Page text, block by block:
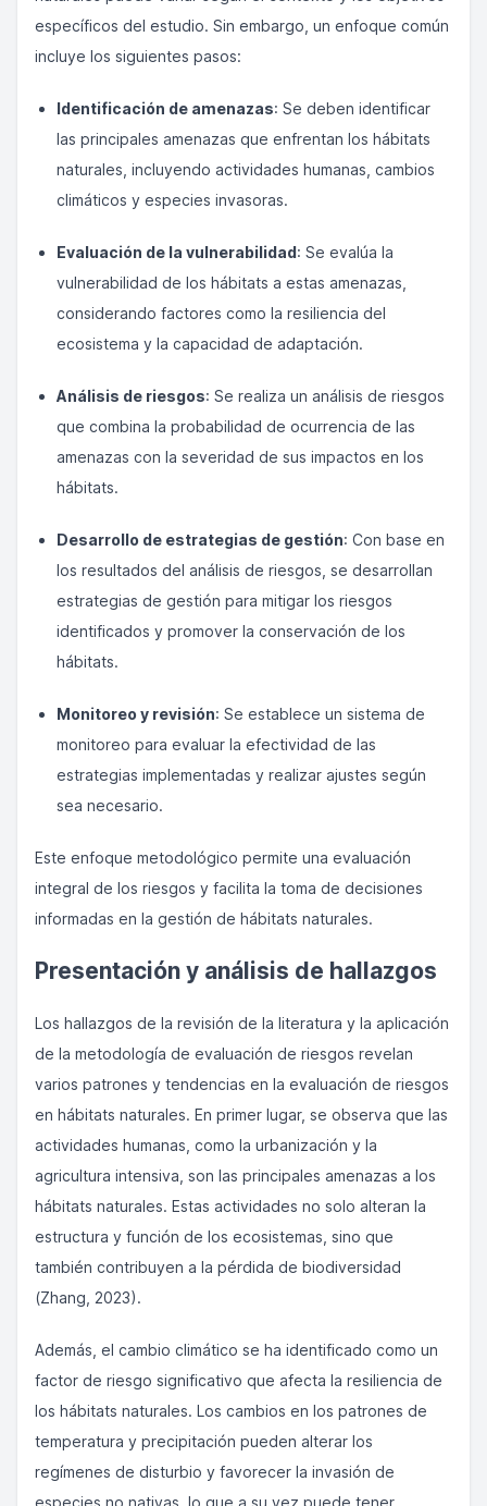
específicos del estudio. Sin embargo, un enfoque común
incluye los siguientes pasos:
Identificación de amenazas: Se deben identificar
las principales amenazas que enfrentan los hábitats
naturales, incluyendo actividades humanas, cambios
climáticos y especies invasoras.
Evaluación de la vulnerabilidad: Se evalúa la
vulnerabilidad de los hábitats a estas amenazas,
considerando factores como la resiliencia del
ecosistema y la capacidad de adaptación.
Análisis de riesgos: Se realiza un análisis de riesgos
que combina la probabilidad de ocurrencia de las
amenazas con la severidad de sus impactos en los
hábitats.
Desarrollo de estrategias de gestión: Con base en
los resultados del análisis de riesgos, se desarrollan
estrategias de gestión para mitigar los riesgos
identificados y promover la conservación de los
hábitats.
Monitoreo y revisión: Se establece un sistema de
monitoreo para evaluar la efectividad de las
estrategias implementadas y realizar ajustes según
sea necesario.
Este enfoque metodológico permite una evaluación
integral de los riesgos y facilita la toma de decisiones
informadas en la gestión de hábitats naturales.
Presentación y análisis de hallazgos
Los hallazgos de la revisión de la literatura y la aplicación
de la metodología de evaluación de riesgos revelan
varios patrones y tendencias en la evaluación de riesgos
en hábitats naturales. En primer lugar, se observa que las
actividades humanas, como la urbanización y la
agricultura intensiva, son las principales amenazas a los
hábitats naturales. Estas actividades no solo alteran la
estructura y función de los ecosistemas, sino que
también contribuyen a la pérdida de biodiversidad
(Zhang, 2023).
Además, el cambio climático se ha identificado como un
factor de riesgo significativo que afecta la resiliencia de
los hábitats naturales. Los cambios en los patrones de
temperatura y precipitación pueden alterar los
regímenes de disturbio y favorecer la invasión de
especies no nativas, lo que a su vez puede tener